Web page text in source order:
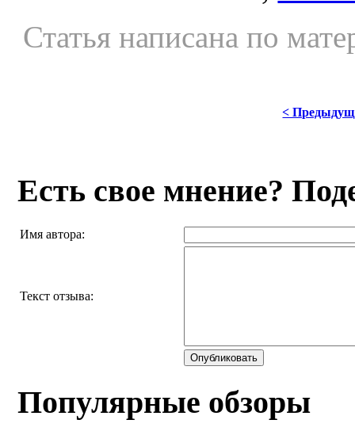
Статья написана по
<
Есть свое мнение?
Имя автора:
Текст отзыва:
Опубликовать
Популярные обзоры